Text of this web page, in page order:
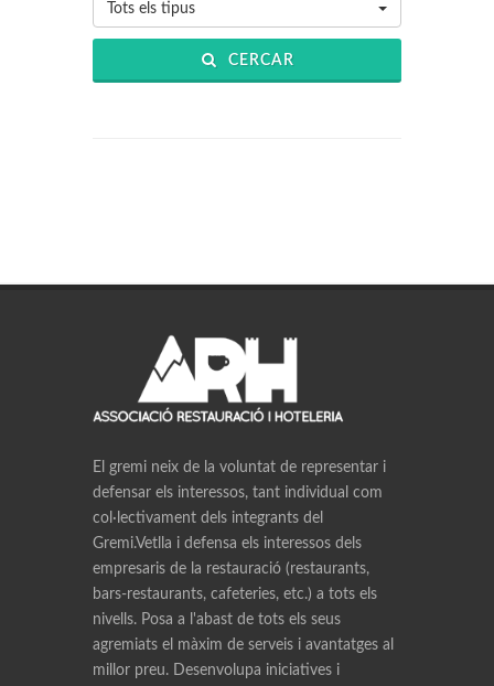
Tots els tipus
CERCAR
El gremi neix de la voluntat de representar i
defensar els interessos, tant individual com
col·lectivament dels integrants del
Gremi.Vetlla i defensa els interessos dels
empresaris de la restauració (restaurants,
bars-restaurants, cafeteries, etc.) a tots els
nivells. Posa a l'abast de tots els seus
agremiats el màxim de serveis i avantatges al
millor preu. Desenvolupa iniciatives i